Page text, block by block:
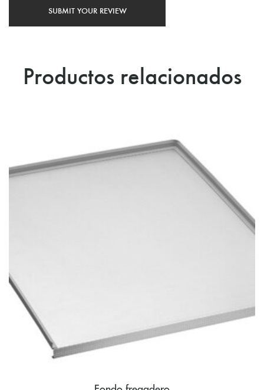
Productos relacionados